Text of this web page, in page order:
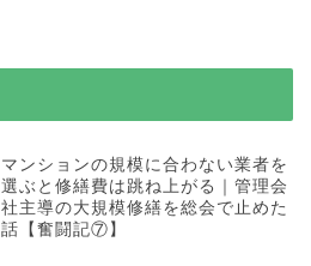
マンションの規模に合わない業者を
選ぶと修繕費は跳ね上がる｜管理会
社主導の大規模修繕を総会で止めた
話【奮闘記⑦】